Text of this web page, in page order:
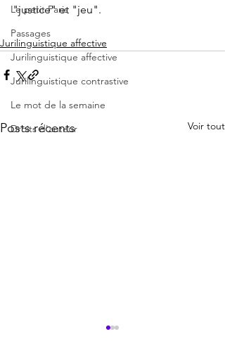
Le petit Paris
Passages
Jurilinguistique affective
Jurilinguistique contrastive
Le mot de la semaine
Droits d'auteur
"justice" et "jeu".
Jurilinguistique affective
Posts récents Voir tout